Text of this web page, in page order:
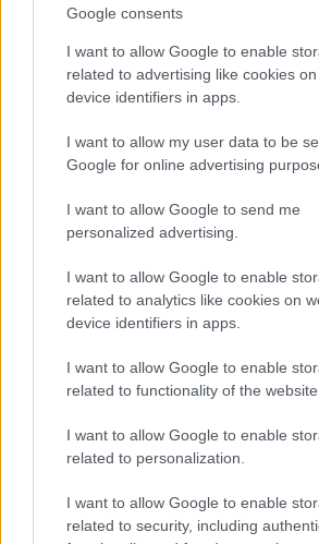
Google consents
I want to allow Google to enable
related to advertising like cookies
device identifiers in apps.
I want to allow my user data to be
Google for online advertising
I want to allow Google to send me
personalized advertising.
I want to allow Google to enable
related to analytics like cookies on
device identifiers in apps.
I want to allow Google to enable
related to functionality of the website
I want to allow Google to enable
related to personalization.
I want to allow Google to enable
related to security, including
i
-2
0,
n
př
fi
al
o
ý
R
4
2
o